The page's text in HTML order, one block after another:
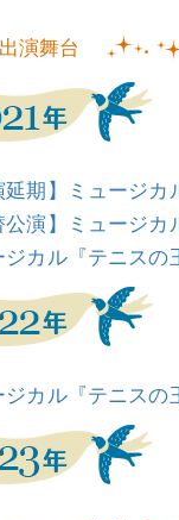
演舞台
延期】ミュージ
公演】ミュージ
ジカル『テニス
ジカル『テニス